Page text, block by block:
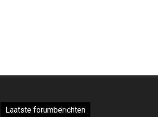
Laatste forumberichten